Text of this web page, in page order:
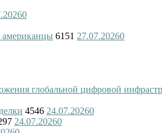
0
американцы 6151 27.07.20260
глобальной цифровой
4546 24.07.20260
24.07.20260